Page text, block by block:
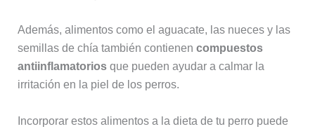
Además, alimentos como el aguacate, las nueces y las
semillas de chía también contienen compuestos
antiinflamatoriosque pueden ayudar a calmar la
irritación en la piel de los perros.
Incorporar estos alimentos a la dieta de tu perro puede